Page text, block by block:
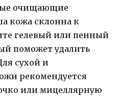
очищающие
кожа склонна к
гелевый или пенный
поможет удалить
сухой и
рекомендуется
или мицеллярную